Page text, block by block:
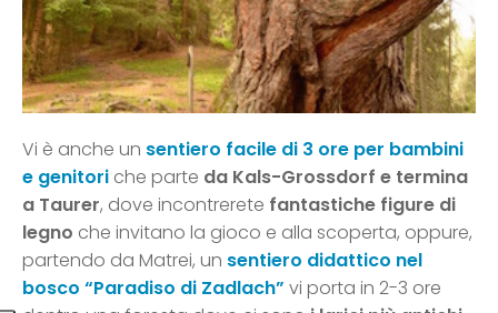
Vi è anche un sentiero facile di 3 ore per bambini
e genitori che parte da Kals-Grossdorf e termina
a Taurer, dove incontrerete fantastiche figure di
legno che invitano la gioco e alla scoperta, oppure,
partendo da Matrei, un sentiero didattico nel
bosco “Paradiso di Zadlach” vi porta in 2-3 ore